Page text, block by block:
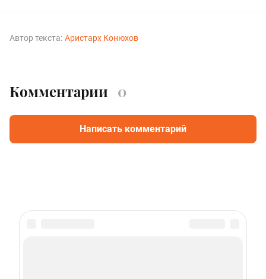
Автор текста: Аристарх Конюхов
Комментарии 0
Написать комментарий